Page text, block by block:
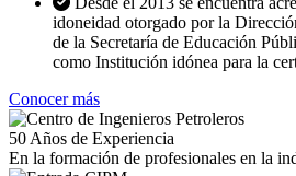
idoneidad otorgado por la
de la Secretaría de Educación
como Institución idónea para la
Conocer más
50 Años de Experiencia
En la formación de profesionales en la